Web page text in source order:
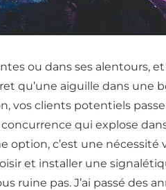
ou dans ses alentours,
qu’une aiguille dans une
vos clients potentiels
qui explose
option, c’est une nécessité
et installer une
ruine pas. J’ai passé des